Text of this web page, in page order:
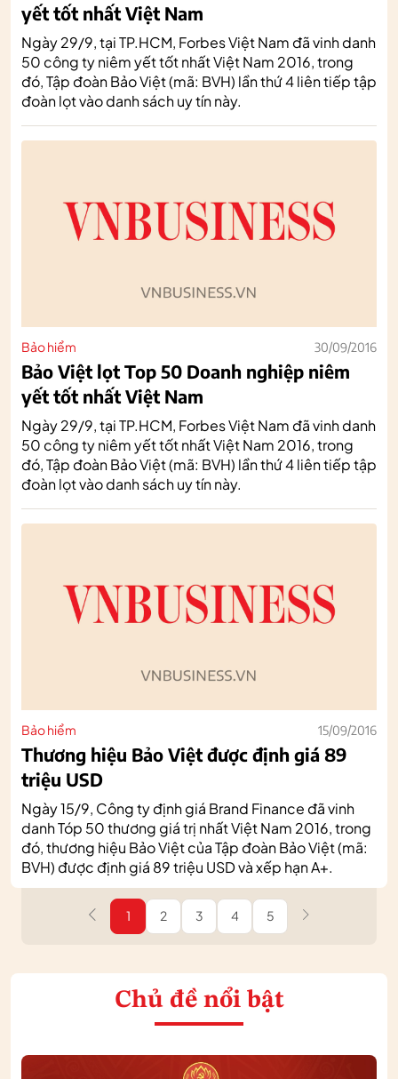
yết tốt nhất Việt Nam
Ngày 29/9, tại TP.HCM, Forbes Việt Nam đã vinh danh
50 công ty niêm yết tốt nhất Việt Nam 2016, trong
đó, Tập đoàn Bảo Việt (mã: BVH) lần thứ 4 liên tiếp tập
đoàn lọt vào danh sách uy tín này.
Bảo hiểm 30/09/2016
Bảo Việt lọt Top 50 Doanh nghiệp niêm
yết tốt nhất Việt Nam
Ngày 29/9, tại TP.HCM, Forbes Việt Nam đã vinh danh
50 công ty niêm yết tốt nhất Việt Nam 2016, trong
đó, Tập đoàn Bảo Việt (mã: BVH) lần thứ 4 liên tiếp tập
đoàn lọt vào danh sách uy tín này.
Bảo hiểm 15/09/2016
Thương hiệu Bảo Việt được định giá 89
triệu USD
Ngày 15/9, Công ty định giá Brand Finance đã vinh
danh Tóp 50 thương giá trị nhất Việt Nam 2016, trong
đó, thương hiệu Bảo Việt của Tập đoàn Bảo Việt (mã:
BVH) được định giá 89 triệu USD và xếp hạn A+.
1 2 3 4 5
Chủ đề nổi bật